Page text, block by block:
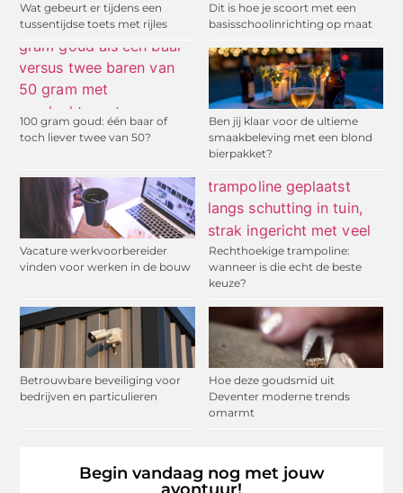
Wat gebeurt er tijdens een
tussentijdse toets met rijles
Dit is hoe je scoort met een
basisschoolinrichting op maat
100 gram goud: één baar of
toch liever twee van 50?
Ben jij klaar voor de ultieme
smaakbeleving met een blond
bierpakket?
Vacature werkvoorbereider
vinden voor werken in de bouw
Rechthoekige trampoline:
wanneer is die echt de beste
keuze?
Betrouwbare beveiliging voor
bedrijven en particulieren
Hoe deze goudsmid uit
Deventer moderne trends
omarmt
Begin vandaag nog met jouw